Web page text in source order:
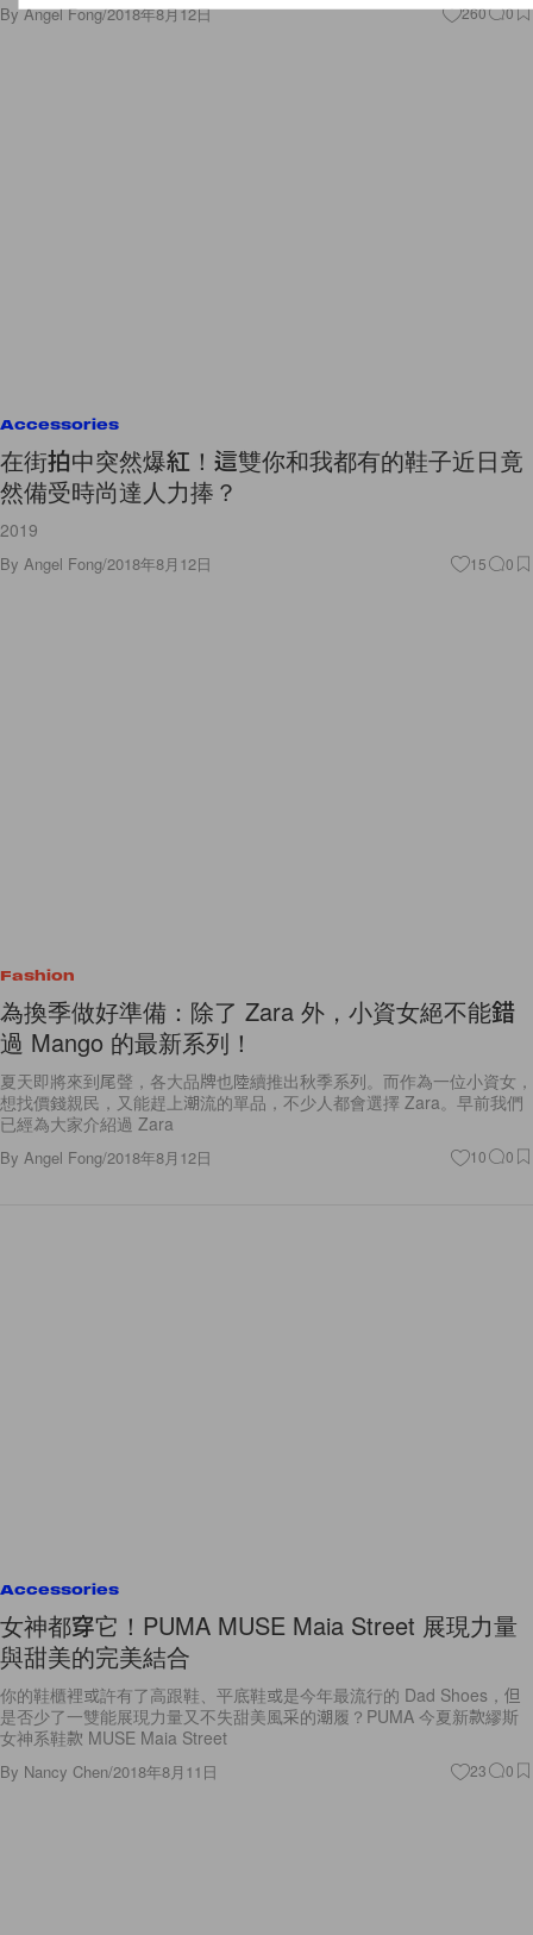
ByAngel Fong/2018年8月12日 260 0
Accessories
在街拍中突然爆紅！這雙你和我都有的鞋子近日竟
然備受時尚達人力捧？
2019
By Angel Fong/2018年8月12日 15 0
Fashion
為換季做好準備：除了 Zara 外，小資女絕不能錯
過 Mango 的最新系列！
夏天即將來到尾聲，各大品牌也陸續推出秋季系列。而作為一位小資女，
想找價錢親民，又能趕上潮流的單品，不少人都會選擇 Zara。早前我們
已經為大家介紹過 Zara
By Angel Fong/2018年8月12日 10 0
Accessories
女神都穿它！PUMA MUSE Maia Street 展現力量
與甜美的完美結合
你的鞋櫃裡或許有了高跟鞋、平底鞋或是今年最流行的 Dad Shoes，但
是否少了一雙能展現力量又不失甜美風采的潮履？PUMA 今夏新款繆斯
女神系鞋款 MUSE Maia Street
By Nancy Chen/2018年8月11日 23 0